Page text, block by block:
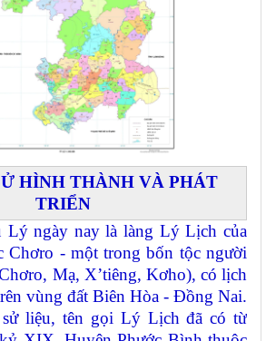
HÌNH THÀNH VÀ PHÁT
TRIỂN
Lý ngày nay là làng Lý Lịch của
Chơro - một trong bốn tộc người
Mạ, X’tiêng, Kơho), có lịch
vùng đất Biên Hòa - Đồng Nai.
sử liệu, tên gọi Lý Lịch đã có từ